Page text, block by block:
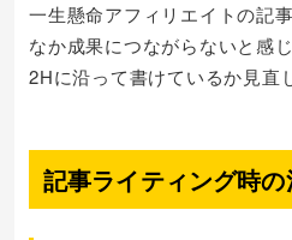
一生懸命アフィリエイトの記
なか成果につながらないと感
2Hに沿って書けているか見直
記事ライティング時